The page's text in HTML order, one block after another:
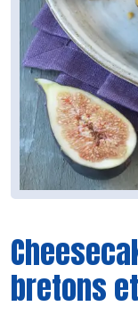
bretons